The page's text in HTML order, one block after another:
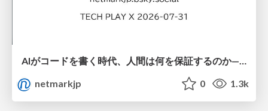
AIがコードを書く時代、人間は何を保証するのか———馬場さんと考える、開発者に求められる新しい責任と価値 - TECH PLAY
netmarkjp
0 1.3k